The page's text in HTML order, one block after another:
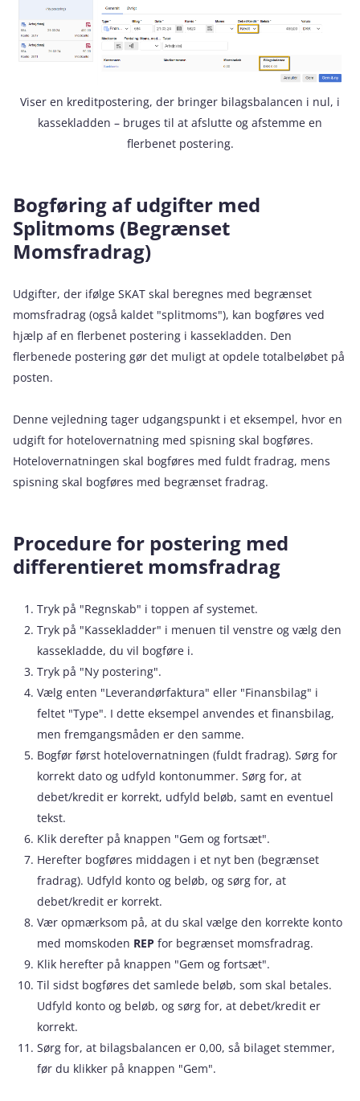
Viser en kreditpostering, der bringer bilagsbalancen i nul, i
kassekladden – bruges til at afslutte og afstemme en
flerbenet postering.
Bogføring af udgifter med
Splitmoms (Begrænset
Momsfradrag)
Udgifter, der ifølge SKAT skal beregnes med begrænset
momsfradrag (også kaldet "splitmoms"), kan bogføres ved
hjælp af en flerbenet postering i kassekladden. Den
flerbenede postering gør det muligt at opdele totalbeløbet på
posten.
Denne vejledning tager udgangspunkt i et eksempel, hvor en
udgift for hotelovernatning med spisning skal bogføres.
Hotelovernatningen skal bogføres med fuldt fradrag, mens
spisning skal bogføres med begrænset fradrag.
Procedure for postering med
differentieret momsfradrag
Tryk på "Regnskab" i toppen af systemet.
Tryk på "Kassekladder" i menuen til venstre og vælg den
kassekladde, du vil bogføre i.
Tryk på "Ny postering".
Vælg enten "Leverandørfaktura" eller "Finansbilag" i
feltet "Type". I dette eksempel anvendes et finansbilag,
men fremgangsmåden er den samme.
Bogfør først hotelovernatningen (fuldt fradrag). Sørg for
korrekt dato og udfyld kontonummer. Sørg for, at
debet/kredit er korrekt, udfyld beløb, samt en eventuel
tekst.
Klik derefter på knappen "Gem og fortsæt".
Herefter bogføres middagen i et nyt ben (begrænset
fradrag). Udfyld konto og beløb, og sørg for, at
debet/kredit er korrekt.
Vær opmærksom på, at du skal vælge den korrekte konto
med momskoden REP for begrænset momsfradrag.
Klik herefter på knappen "Gem og fortsæt".
Til sidst bogføres det samlede beløb, som skal betales.
Udfyld konto og beløb, og sørg for, at debet/kredit er
korrekt.
Sørg for, at bilagsbalancen er 0,00, så bilaget stemmer,
før du klikker på knappen "Gem".